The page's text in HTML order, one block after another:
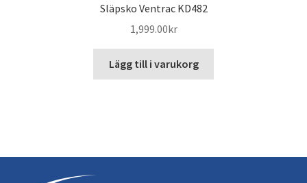
Släpsko Ventrac KD482
1,999.00kr
Lägg till i varukorg